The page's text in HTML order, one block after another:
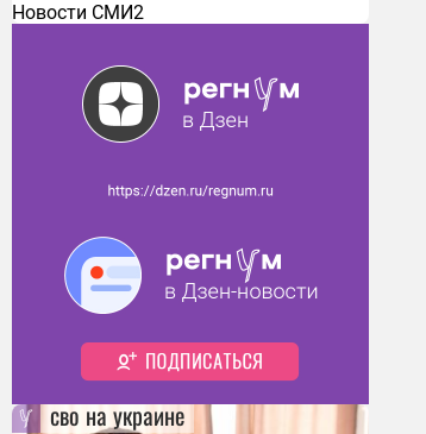
Новости СМИ2
сво на украине